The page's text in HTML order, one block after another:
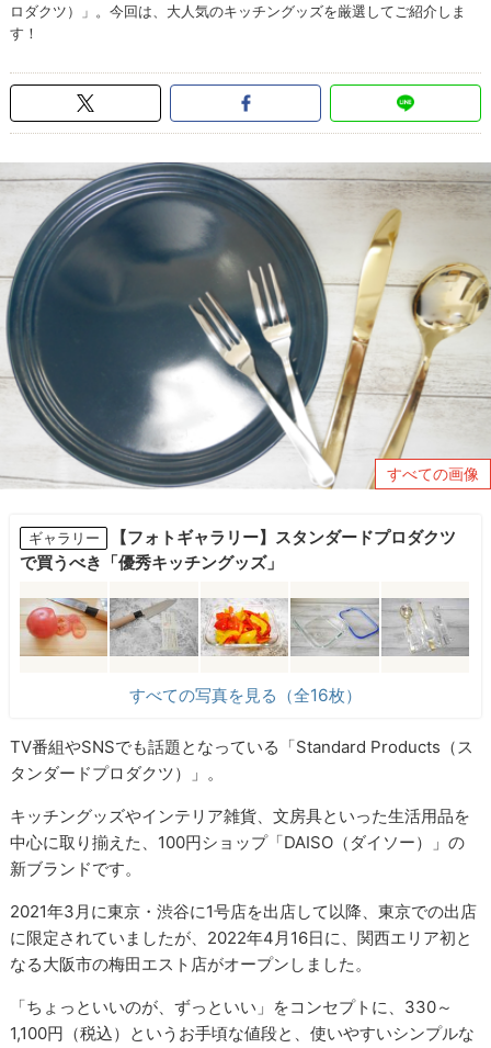
ロダクツ）」。今回は、大人気のキッチングッズを厳選してご紹介しま
す！
すべての画像
ギャラリー
【フォトギャラリー】スタンダードプロダクツ
で買うべき「優秀キッチングッズ」
すべての写真を見る（全16枚）
TV番組やSNSでも話題となっている「Standard Products（ス
タンダードプロダクツ）」。
キッチングッズやインテリア雑貨、文房具といった生活用品を
中心に取り揃えた、100円ショップ「DAISO（ダイソー）」の
新ブランドです。
2021年3月に東京・渋谷に1号店を出店して以降、東京での出店
に限定されていましたが、2022年4月16日に、関西エリア初と
なる大阪市の梅田エスト店がオープンしました。
「ちょっといいのが、ずっといい」をコンセプトに、330～
1,100円（税込）というお手頃な値段と、使いやすいシンプルな